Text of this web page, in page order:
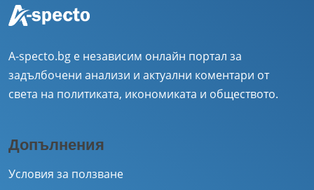
A-specto.bg е независим онлайн портал за
задълбочени анализи и актуални коментари от
света на политиката, икономиката и обществото.
Допълнения
Условия за ползване